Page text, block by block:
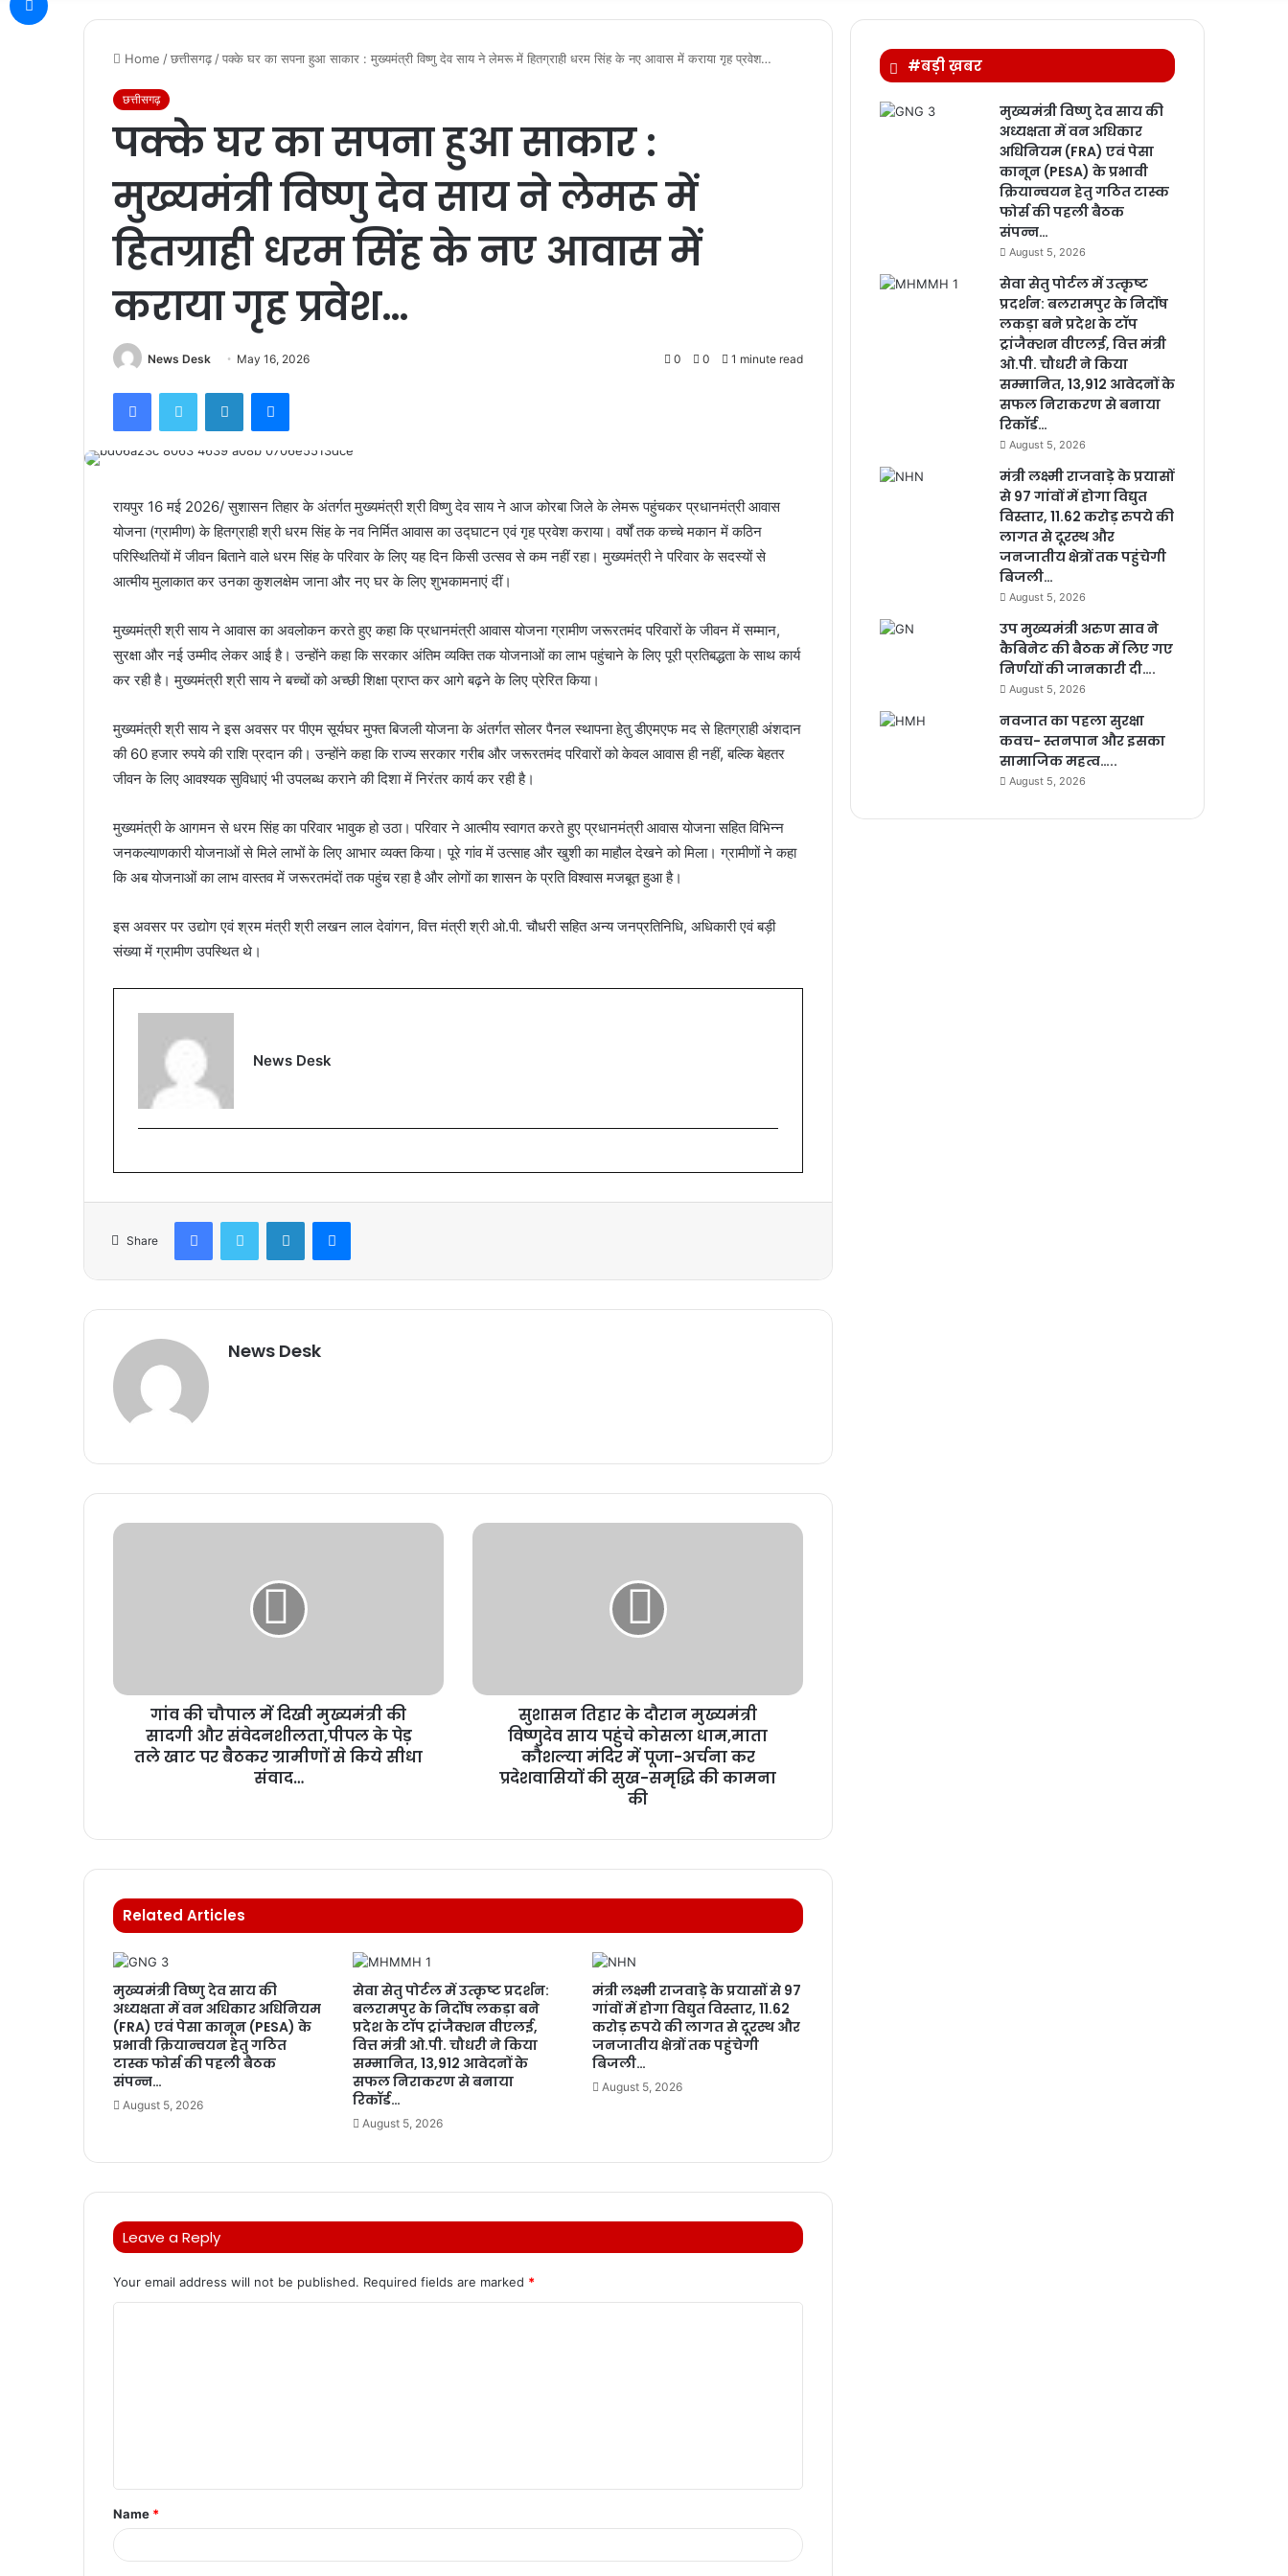
Home /छत्तीसगढ़ /पक्के घर का सपना हुआ साकार : मुख्यमंत्री विष्णु देव साय ने लेमरू में हितग्राही धरम सिंह के नए आवास में कराया गृह प्रवेश…
छत्तीसगढ़
पक्के घर का सपना हुआ साकार :
मुख्यमंत्री विष्णु देव साय ने लेमरू में
हितग्राही धरम सिंह के नए आवास में
कराया गृह प्रवेश…
News Desk May 16, 2026 0 0 1 minute read
रायपुर 16 मई 2026/ सुशासन तिहार के अंतर्गत मुख्यमंत्री श्री विष्णु देव साय ने आज कोरबा जिले के लेमरू पहुंचकर प्रधानमंत्री आवास
योजना (ग्रामीण) के हितग्राही श्री धरम सिंह के नव निर्मित आवास का उद्घाटन एवं गृह प्रवेश कराया। वर्षों तक कच्चे मकान में कठिन
परिस्थितियों में जीवन बिताने वाले धरम सिंह के परिवार के लिए यह दिन किसी उत्सव से कम नहीं रहा। मुख्यमंत्री ने परिवार के सदस्यों से
आत्मीय मुलाकात कर उनका कुशलक्षेम जाना और नए घर के लिए शुभकामनाएं दीं।
मुख्यमंत्री श्री साय ने आवास का अवलोकन करते हुए कहा कि प्रधानमंत्री आवास योजना ग्रामीण जरूरतमंद परिवारों के जीवन में सम्मान,
सुरक्षा और नई उम्मीद लेकर आई है। उन्होंने कहा कि सरकार अंतिम व्यक्ति तक योजनाओं का लाभ पहुंचाने के लिए पूरी प्रतिबद्धता के साथ कार्य
कर रही है। मुख्यमंत्री श्री साय ने बच्चों को अच्छी शिक्षा प्राप्त कर आगे बढ़ने के लिए प्रेरित किया।
मुख्यमंत्री श्री साय ने इस अवसर पर पीएम सूर्यघर मुफ्त बिजली योजना के अंतर्गत सोलर पैनल स्थापना हेतु डीएमएफ मद से हितग्राही अंशदान
की 60 हजार रुपये की राशि प्रदान की। उन्होंने कहा कि राज्य सरकार गरीब और जरूरतमंद परिवारों को केवल आवास ही नहीं, बल्कि बेहतर
जीवन के लिए आवश्यक सुविधाएं भी उपलब्ध कराने की दिशा में निरंतर कार्य कर रही है।
मुख्यमंत्री के आगमन से धरम सिंह का परिवार भावुक हो उठा। परिवार ने आत्मीय स्वागत करते हुए प्रधानमंत्री आवास योजना सहित विभिन्न
जनकल्याणकारी योजनाओं से मिले लाभों के लिए आभार व्यक्त किया। पूरे गांव में उत्साह और खुशी का माहौल देखने को मिला। ग्रामीणों ने कहा
कि अब योजनाओं का लाभ वास्तव में जरूरतमंदों तक पहुंच रहा है और लोगों का शासन के प्रति विश्वास मजबूत हुआ है।
इस अवसर पर उद्योग एवं श्रम मंत्री श्री लखन लाल देवांगन, वित्त मंत्री श्री ओ.पी. चौधरी सहित अन्य जनप्रतिनिधि, अधिकारी एवं बड़ी
संख्या में ग्रामीण उपस्थित थे।
News Desk
Share
News Desk
गांव की चौपाल में दिखी मुख्यमंत्री की
सादगी और संवेदनशीलता,पीपल के पेड़
तले खाट पर बैठकर ग्रामीणों से किये सीधा
संवाद…
सुशासन तिहार के दौरान मुख्यमंत्री
विष्णुदेव साय पहुंचे कोसला धाम,माता
कौशल्या मंदिर में पूजा-अर्चना कर
प्रदेशवासियों की सुख-समृद्धि की कामना
की
Related Articles
मुख्यमंत्री विष्णु देव साय की
अध्यक्षता में वन अधिकार अधिनियम
(FRA) एवं पेसा कानून (PESA) के
प्रभावी क्रियान्वयन हेतु गठित
टास्क फोर्स की पहली बैठक
संपन्न…
August 5, 2026
सेवा सेतु पोर्टल में उत्कृष्ट प्रदर्शन:
बलरामपुर के निर्दोष लकड़ा बने
प्रदेश के टॉप ट्रांजैक्शन वीएलई,
वित्त मंत्री ओ.पी. चौधरी ने किया
सम्मानित, 13,912 आवेदनों के
सफल निराकरण से बनाया
रिकॉर्ड…
August 5, 2026
मंत्री लक्ष्मी राजवाड़े के प्रयासों से 97
गांवों में होगा विद्युत विस्तार, 11.62
करोड़ रुपये की लागत से दूरस्थ और
जनजातीय क्षेत्रों तक पहुंचेगी
बिजली…
August 5, 2026
Leave a Reply
Your email address will not be published. Required fields are marked *
t
*
Name *
#बड़ी ख़बर
मुख्यमंत्री विष्णु देव साय की
अध्यक्षता में वन अधिकार
अधिनियम (FRA) एवं पेसा
कानून (PESA) के प्रभावी
क्रियान्वयन हेतु गठित टास्क
फोर्स की पहली बैठक
संपन्न…
August 5, 2026
सेवा सेतु पोर्टल में उत्कृष्ट
प्रदर्शन: बलरामपुर के निर्दोष
लकड़ा बने प्रदेश के टॉप
ट्रांजैक्शन वीएलई, वित्त मंत्री
ओ.पी. चौधरी ने किया
सम्मानित, 13,912 आवेदनों के
सफल निराकरण से बनाया
रिकॉर्ड…
August 5, 2026
मंत्री लक्ष्मी राजवाड़े के प्रयासों
से 97 गांवों में होगा विद्युत
विस्तार, 11.62 करोड़ रुपये की
लागत से दूरस्थ और
जनजातीय क्षेत्रों तक पहुंचेगी
बिजली…
August 5, 2026
उप मुख्यमंत्री अरुण साव ने
कैबिनेट की बैठक में लिए गए
निर्णयों की जानकारी दी….
August 5, 2026
नवजात का पहला सुरक्षा
कवच- स्तनपान और इसका
सामाजिक महत्व…..
August 5, 2026